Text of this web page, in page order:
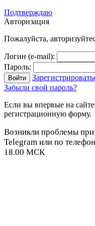
Подтверждаю
Авторизация
Пожалуйста,
Логин (e-mail):
Пароль:
Забыли свой пароль?
Если вы впервые на
регистрационную форму.
Возникли проблемы
Telegram или по
18.00 МСК